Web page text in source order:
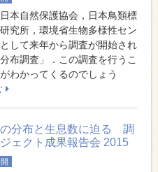
本自然保護協会，日本鳥類標
究所，環境省生物多様性セン
して来年から調査が開始され
布調査」．この調査を行うこ
わかってくるのでしょう
分布と生息数に迫る 調
ェクト成果報告会 2015